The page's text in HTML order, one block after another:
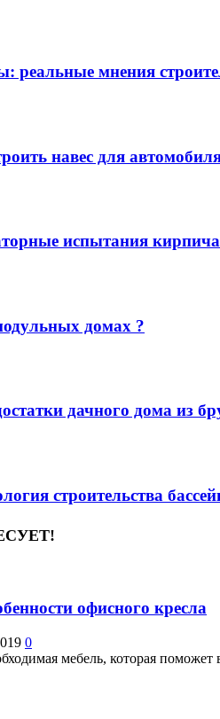
реальные мнения
навес для
испытания
домах ?
дачного дома из
строительства
офисного кресла
0
мебель, которая